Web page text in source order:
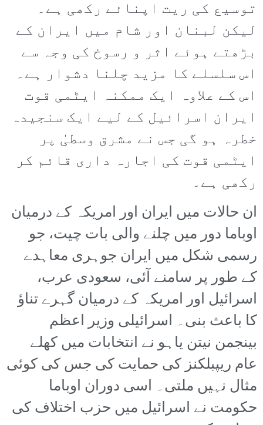
توسیع کی ریت اپنائے رکھی ہے۔
لیکن لبنان اور شام میں ایران کے
بڑھتے ہوئے اثر و رسوخ کی وجہ سے
اس سلسلے کا مزید چلنا دشوار ہے۔
اس کے علاوہ ایک ممکنہ ایٹمی قوت
ایران اسرائیل کے لیے ایک سنجیدہ
خطرہ ہو گی جس نے مشرق وسطیٰ پر
ایٹمی قوت کی اجارہ داری قائم کر
رکھی ہے۔
ان حالات میں ایران اور امریکہ کے درمیان
اوباما دور میں چلنے والی بات چیت، جو
رسمی شکل میں ایران جوہری معاہدے
کے طور پر سامنے آئی، سعودی عرب،
اسرائیل اور امریکہ کے درمیان گہرے تناؤ
کا باعث بنی۔ اسرائیلی وزیر اعظم
بینجمن نیتن یاہو نے انتخابات میں کھلے
عام ریپبلکنز کی حمایت کی جس کی کوئی
مثال نہیں ملتی۔ اسی دوران اوباما
حکومت نے اسرائیل میں حزب اختلاف کی